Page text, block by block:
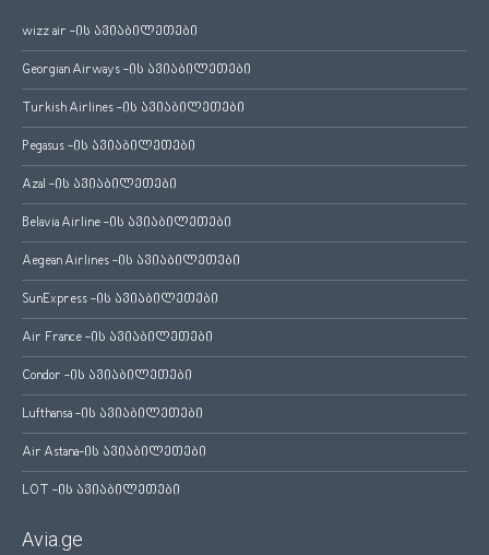
wizz air -ის ავიაბილეთები
Georgian Airways -ის ავიაბილეთები
Turkish Airlines -ის ავიაბილეთები
Pegasus -ის ავიაბილეთები
Azal -ის ავიაბილეთები
Belavia Airline -ის ავიაბილეთები
Aegean Airlines -ის ავიაბილეთები
SunExpress -ის ავიაბილეთები
Air France -ის ავიაბილეთები
Condor -ის ავიაბილეთები
Lufthansa -ის ავიაბილეთები
Air Astana-ის ავიაბილეთები
LOT -ის ავიაბილეთები
Avia.ge